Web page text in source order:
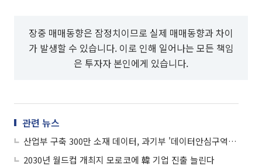
장중 매매동향은 잠정치이므로 실제 매매동향과 차이
가 발생할 수 있습니다. 이로 인해 일어나는 모든 책임
은 투자자 본인에게 있습니다.
관련 뉴스
산업부 구축 300만 소재 데이터, 과기부 '데이터안심구역' 통해 민간 개방
2030년 월드컵 개최지 모로코에 韓 기업 진출 늘린다